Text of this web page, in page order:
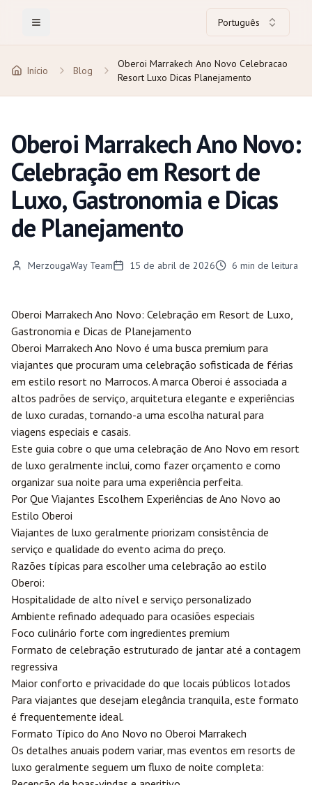
Toggle Menu Português
Início Blog
Oberoi Marrakech Ano Novo Celebracao
Resort Luxo Dicas Planejamento
Oberoi Marrakech Ano Novo:
Celebração em Resort de
Luxo, Gastronomia e Dicas
de Planejamento
MerzougaWay Team 15 de abril de 2026 6 min de leitura
Oberoi Marrakech Ano Novo: Celebração em Resort de Luxo,
Gastronomia e Dicas de Planejamento
Oberoi Marrakech Ano Novo é uma busca premium para
viajantes que procuram uma celebração sofisticada de férias
em estilo resort no Marrocos. A marca Oberoi é associada a
altos padrões de serviço, arquitetura elegante e experiências
de luxo curadas, tornando-a uma escolha natural para
viagens especiais e casais.
Este guia cobre o que uma celebração de Ano Novo em resort
de luxo geralmente inclui, como fazer orçamento e como
organizar sua noite para uma experiência perfeita.
Por Que Viajantes Escolhem Experiências de Ano Novo ao
Estilo Oberoi
Viajantes de luxo geralmente priorizam consistência de
serviço e qualidade do evento acima do preço.
Razões típicas para escolher uma celebração ao estilo
Oberoi:
Hospitalidade de alto nível e serviço personalizado
Ambiente refinado adequado para ocasiões especiais
Foco culinário forte com ingredientes premium
Formato de celebração estruturado de jantar até a contagem
regressiva
Maior conforto e privacidade do que locais públicos lotados
Para viajantes que desejam elegância tranquila, este formato
é frequentemente ideal.
Formato Típico do Ano Novo no Oberoi Marrakech
Os detalhes anuais podem variar, mas eventos em resorts de
luxo geralmente seguem um fluxo de noite completa: